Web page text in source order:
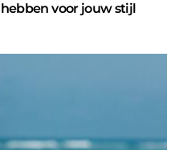
voor jouw stijl